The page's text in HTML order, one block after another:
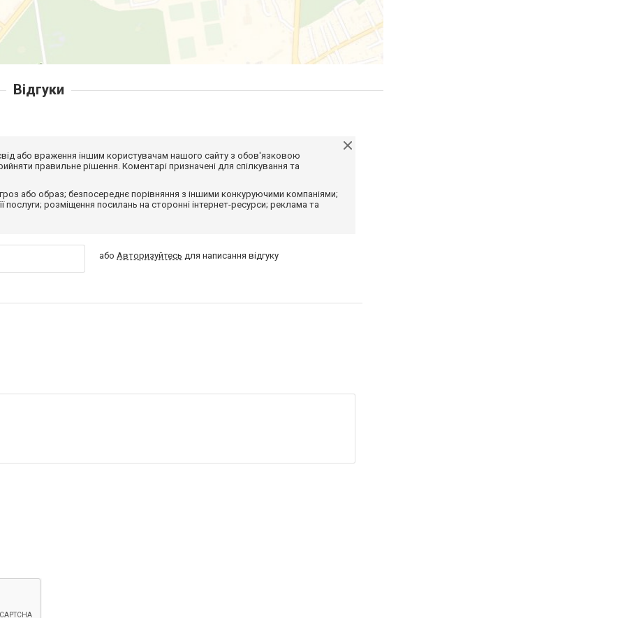
Відгуки
або враження іншим користувачам нашого сайту з обов'язковою
правильне рішення. Коментарі призначені для спілкування та
або образ; безпосереднє порівняння з іншими конкуруючими компаніями;
послуги; розміщення посилань на сторонні інтернет-ресурси; реклама та
або Авторизуйтесь для написання відгуку